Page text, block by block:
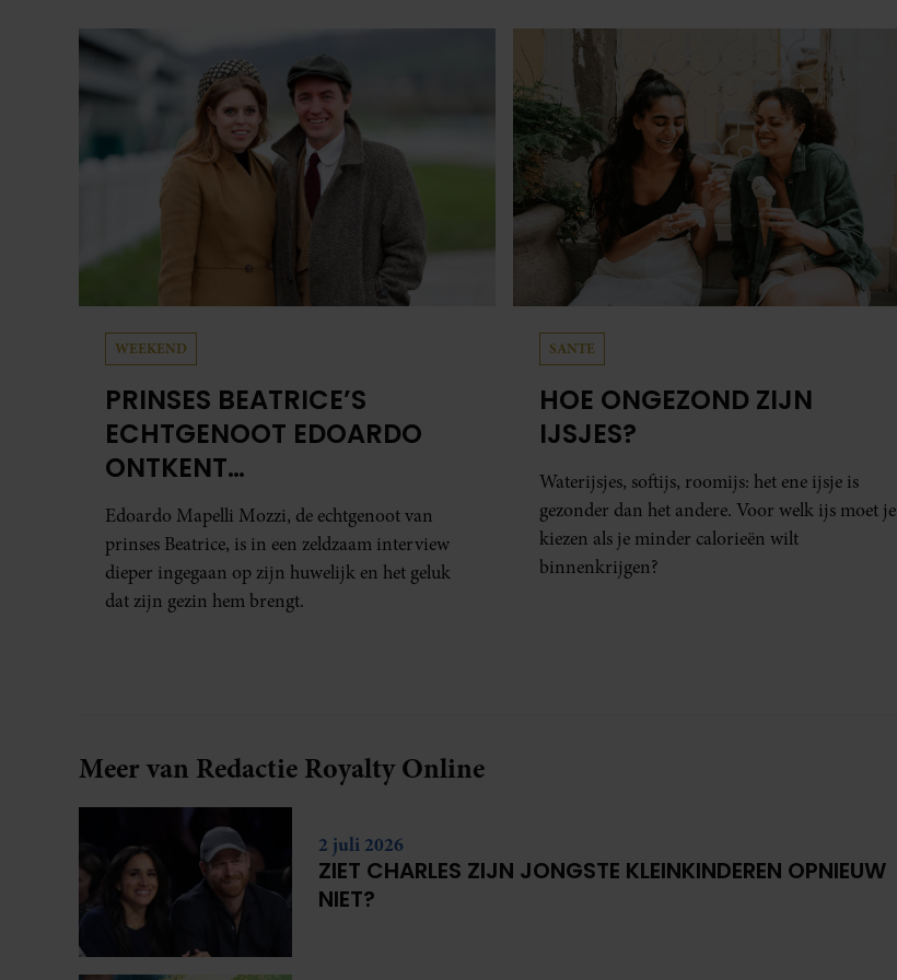
aan herinneringen op. Daar begon hun leven
samen en werd dochter Lola geboren.
WEEKEND
PRINSES BEATRICE’S
ECHTGENOOT EDOARDO
ONTKENT
HUWELIJKSPROBLEMEN
Edoardo Mapelli Mozzi, de echtgenoot van
prinses Beatrice, is in een zeldzaam interview
dieper ingegaan op zijn huwelijk en het geluk
dat zijn gezin hem brengt.
SANTE
HOE ONGEZOND ZIJN
IJSJES?
Waterijsjes, softijs, roomijs: het ene ijsje is
gezonder dan het andere. Voor welk ijs moet je
kiezen als je minder calorieën wilt
binnenkrijgen?
Meer van Redactie Royalty Online
2 juli 2026
ZIET CHARLES ZIJN JONGSTE KLEINKINDEREN OPNIEUW
NIET?